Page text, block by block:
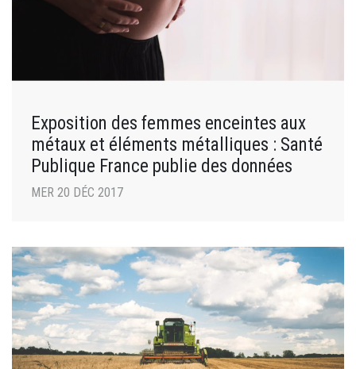
Exposition des femmes enceintes aux
métaux et éléments métalliques : Santé
Publique France publie des données
MER 20 DÉC 2017